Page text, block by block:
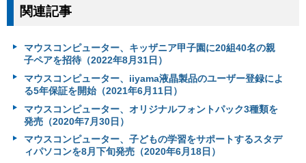
関連記事
マウスコンピューター、キッザニア甲子園に20組40名の親
子ペアを招待（2022年8月31日）
マウスコンピューター、iiyama液晶製品のユーザー登録によ
る5年保証を開始（2021年6月11日）
マウスコンピューター、オリジナルフォントパック3種類を
発売（2020年7月30日）
マウスコンピューター、子どもの学習をサポートするスタデ
ィパソコンを8月下旬発売（2020年6月18日）